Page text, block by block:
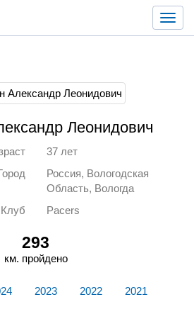
Леонидович
37 лет
Россия, Вологодская
Область, Вологда
Клуб
Pacers
293
км. пройдено
2023 2022 2021